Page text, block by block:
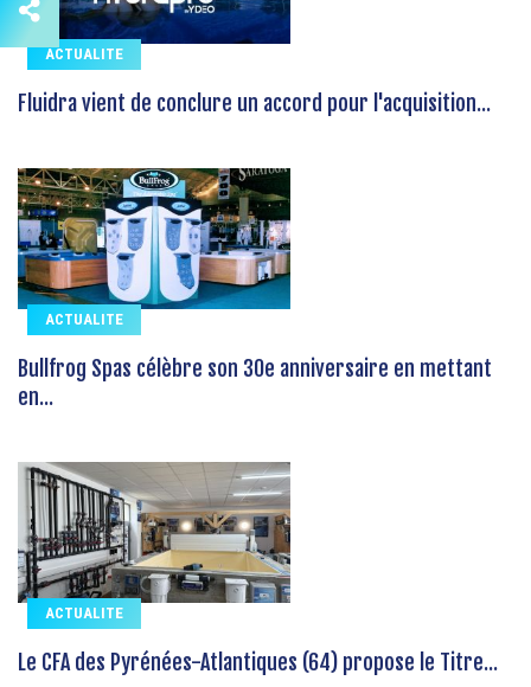
ACTUALITE
Fluidra vient de conclure un accord pour l'acquisition...
ACTUALITE
Bullfrog Spas célèbre son 30e anniversaire en mettant
en...
ACTUALITE
Le CFA des Pyrénées-Atlantiques (64) propose le Titre...